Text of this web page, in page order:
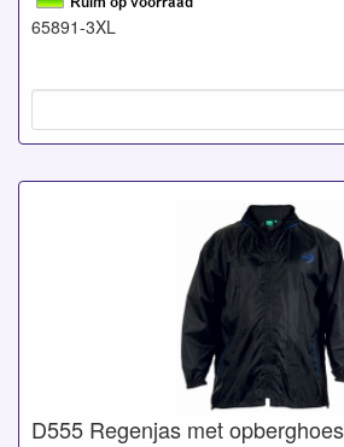
65891-3XL
D555 Regenjas met